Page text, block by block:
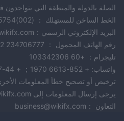
الصلة بالدولة والمنطقة التي يتواجدون
الخط الساخن للمستهلك ： (002)01099845754
البريد الإلكتروني الرسمي：support@wikifx.com
رقم الهاتف المحمول ： 234706777 7762 ； 61 449895363
تليجرام： +60 103342306
واتساب: + 852-6613 1970； + 44-7517747077
ترخيص أو تصحيح خطأ المعلومات
يرجى إرسال المعلومات إلى qa@wikifx.com
التعاون ：business@wikifx.com